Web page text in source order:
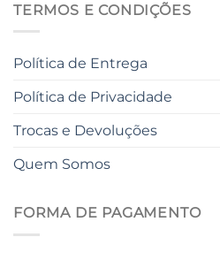
TERMOS E CONDIÇÕES
Política de Entrega
Política de Privacidade
Trocas e Devoluções
Quem Somos
FORMA DE PAGAMENTO